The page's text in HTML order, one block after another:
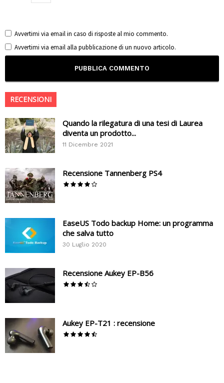
Avvertimi via email in caso di risposte al mio commento.
Avvertimi via email alla pubblicazione di un nuovo articolo.
RECENSIONI
Quando la rilegatura di una tesi di Laurea
diventa un prodotto...
11 Dicembre 2021
Recensione Tannenberg PS4
EaseUS Todo backup Home: un programma
che salva tutto
30 Luglio 2020
Recensione Aukey EP-B56
Aukey EP-T21 : recensione